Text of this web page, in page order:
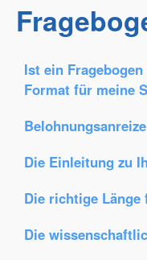
Ist ein
Format für meine
Die Einleitung zu
Die richtige
Die